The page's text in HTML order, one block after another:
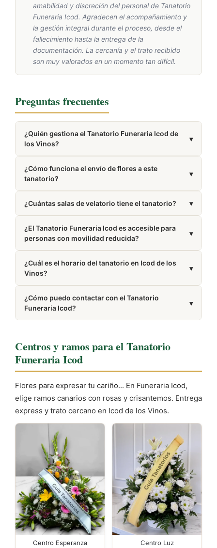
amabilidad y discreción del personal de Tanatorio
Funeraria Icod. Agradecen el acompañamiento y
la gestión integral durante el proceso, desde el
fallecimiento hasta la entrega de la
documentación. La cercanía y el trato recibido
son muy valorados en un momento tan difícil.
Preguntas frecuentes
¿Quién gestiona el Tanatorio Funeraria Icod de
los Vinos?
▾
¿Cómo funciona el envío de flores a este
tanatorio?
▾
Vinos que elaboran y entregan tu pedido
directamente en el tanatorio.
¿Cuántas salas de velatorio tiene el tanatorio? ▾
¿El Tanatorio Funeraria Icod es accesible para
personas con movilidad reducida?
▾
accesos adaptados, rampas y ascensores para
garantizar la comodidad de todos los visitantes.
¿Cuál es el horario del tanatorio en Icod de los
Vinos?
▾
semana.
¿Cómo puedo contactar con el Tanatorio
Funeraria Icod?
▾
página.
Centros y ramos para el Tanatorio
Funeraria Icod
Flores para expresar tu cariño... En Funeraria Icod,
elige ramos canarios con rosas y crisantemos. Entrega
express y trato cercano en Icod de los Vinos.
Centro Esperanza Centro Luz